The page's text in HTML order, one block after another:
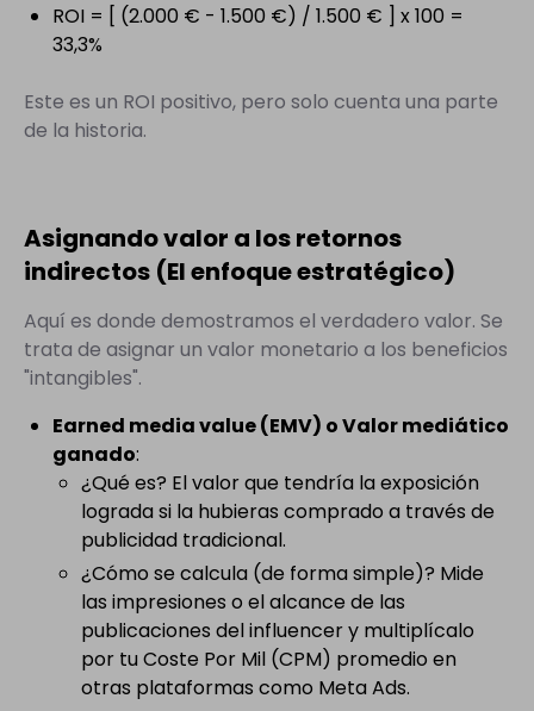
ROI = [ (2.000 € - 1.500 €) / 1.500 € ] x 100 =
33,3%
Este es un ROI positivo, pero solo cuenta una parte
de la historia.
Asignando valor a los retornos
indirectos (El enfoque estratégico)
Aquí es donde demostramos el verdadero valor. Se
trata de asignar un valor monetario a los beneficios
"intangibles".
Earned media value (EMV) o Valor mediático
ganado:
¿Qué es? El valor que tendría la exposición
lograda si la hubieras comprado a través de
publicidad tradicional.
¿Cómo se calcula (de forma simple)? Mide
las impresiones o el alcance de las
publicaciones del influencer y multiplícalo
por tu Coste Por Mil (CPM) promedio en
otras plataformas como Meta Ads.